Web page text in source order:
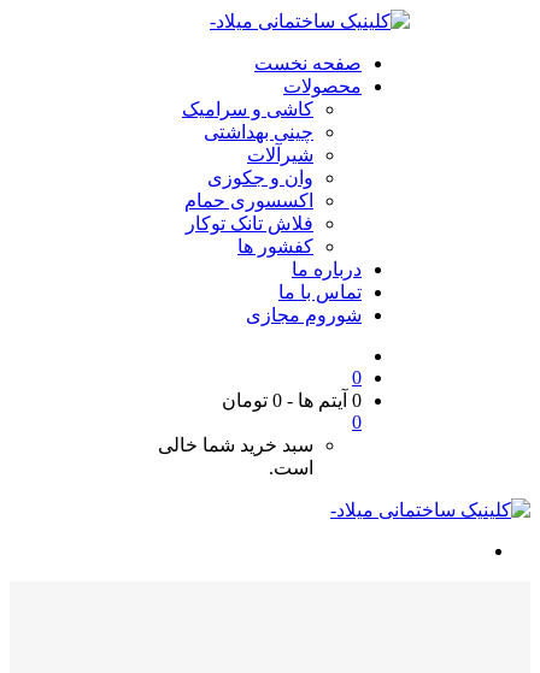
صفحه نخست
محصولات
کاشی و سرامیک
چینی بهداشتی
شیرآلات
وان و جکوزی
اکسسوری حمام
فلاش تانک توکار
کفشور ها
درباره ما
تماس با ما
شوروم مجازی
0
0 آیتم ها
-
0 تومان
0
سبد خرید شما خالی
است.